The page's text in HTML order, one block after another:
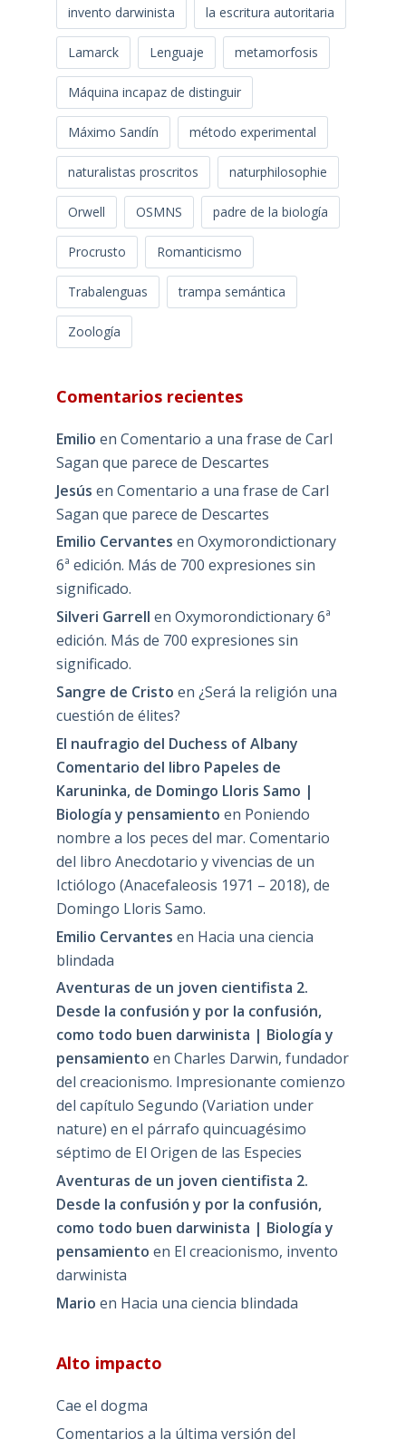
invento darwinista la escritura autoritaria
Lamarck Lenguaje metamorfosis
Máquina incapaz de distinguir
Máximo Sandín método experimental
naturalistas proscritos naturphilosophie
Orwell OSMNS padre de la biología
Procrusto Romanticismo
Trabalenguas trampa semántica
Zoología
Comentarios recientes
Emilio en Comentario a una frase de Carl
Sagan que parece de Descartes
Jesús en Comentario a una frase de Carl
Sagan que parece de Descartes
Emilio Cervantes en Oxymorondictionary
6ª edición. Más de 700 expresiones sin
significado.
Silveri Garrell en Oxymorondictionary 6ª
edición. Más de 700 expresiones sin
significado.
Sangre de Cristo en ¿Será la religión una
cuestión de élites?
El naufragio del Duchess of Albany
Comentario del libro Papeles de
Karuninka, de Domingo Lloris Samo |
Biología y pensamiento en Poniendo
nombre a los peces del mar. Comentario
del libro Anecdotario y vivencias de un
Ictiólogo (Anacefaleosis 1971 – 2018), de
Domingo Lloris Samo.
Emilio Cervantes en Hacia una ciencia
blindada
Aventuras de un joven cientifista 2.
Desde la confusión y por la confusión,
como todo buen darwinista | Biología y
pensamiento en Charles Darwin, fundador
del creacionismo. Impresionante comienzo
del capítulo Segundo (Variation under
nature) en el párrafo quincuagésimo
séptimo de El Origen de las Especies
Aventuras de un joven cientifista 2.
Desde la confusión y por la confusión,
como todo buen darwinista | Biología y
pensamiento en El creacionismo, invento
darwinista
Mario en Hacia una ciencia blindada
Alto impacto
Cae el dogma
Comentarios a la última versión del